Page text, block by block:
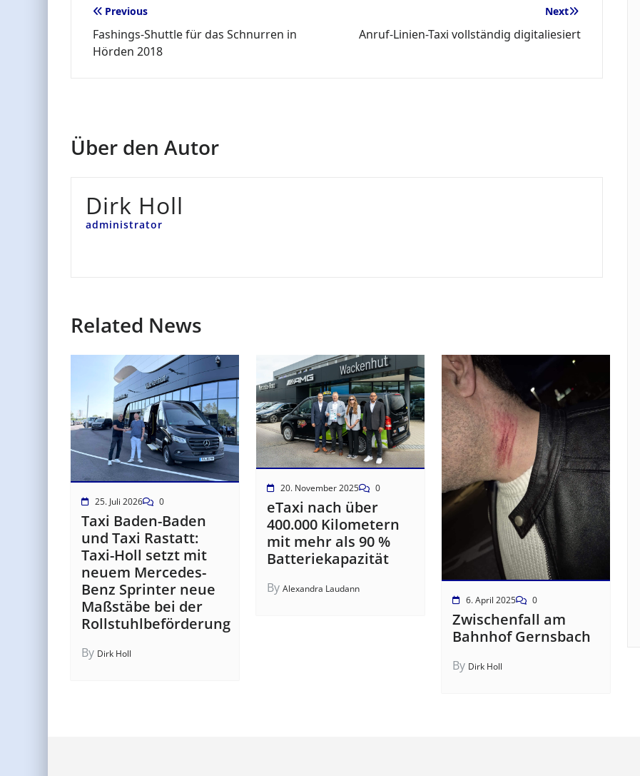
Beitragsnavigation
Previous
Fashings-Shuttle für das Schnurren in
Hörden 2018
Next
Anruf-Linien-Taxi vollständig digitaliesiert
Über den Autor
Dirk Holl
administrator
Related News
25. Juli 2026 0
Taxi Baden-Baden
und Taxi Rastatt:
Taxi-Holl setzt mit
neuem Mercedes-
Benz Sprinter neue
Maßstäbe bei der
Rollstuhlbeförderung
By Dirk Holl
20. November 2025 0
eTaxi nach über
400.000 Kilometern
mit mehr als 90 %
Batteriekapazität
By Alexandra Laudann
6. April 2025
0
Zwischenfall am
Bahnhof Gernsbach
By Dirk Holl